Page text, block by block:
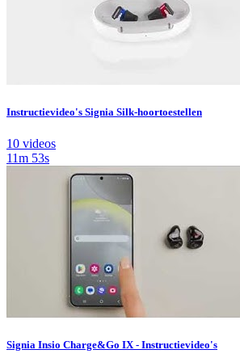
Instructievideo's Signia Silk-hoortoestellen
10 videos
11m 53s
Signia Insio Charge&Go IX - Instructievideo's